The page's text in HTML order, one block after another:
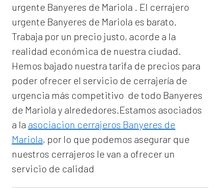
urgente Banyeres de Mariola . El cerrajero
urgente Banyeres de Mariola es barato.
Trabaja por un precio justo, acorde a la
realidad económica de nuestra ciudad.
Hemos bajado nuestra tarifa de precios para
poder ofrecer el servicio de cerrajería de
urgencia más competitivo de todo Banyeres
de Mariola y alrededores.Estamos asociados
a la asociacion cerrajeros Banyeres de
Mariola, por lo que podemos asegurar que
nuestros cerrajeros le van a ofrecer un
servicio de calidad